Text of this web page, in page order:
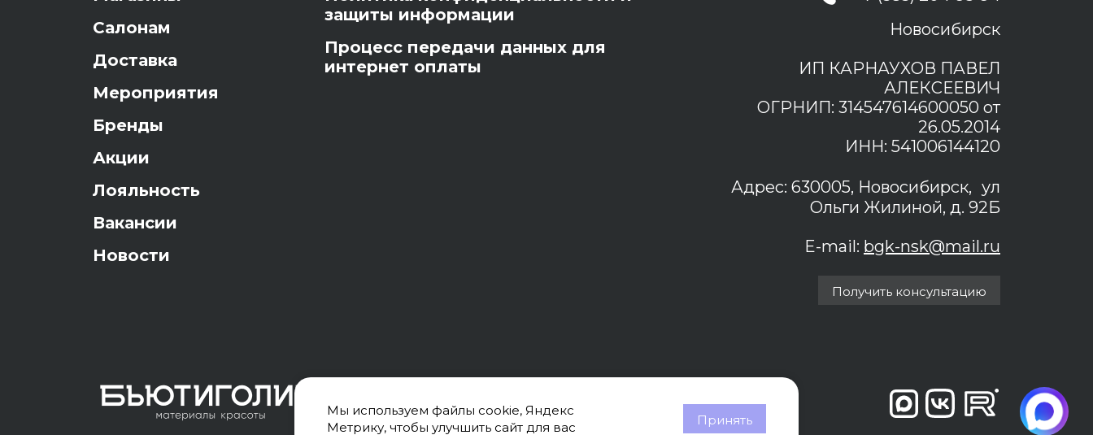
Салонам
Доставка
Мероприятия
Бренды
Акции
Лояльность
Вакансии
Новости
защиты информации
Процесс передачи данных для
интернет оплаты
Новосибирск
ИП КАРНАУХОВ ПАВЕЛ
АЛЕКСЕЕВИЧ
ОГРНИП: 314547614600050 от
26.05.2014
ИНН: 541006144120
Адрес: 630005, Новосибирск, ул
Ольги Жилиной, д. 92Б
E-mail: bgk-nsk@mail.ru
Получить консультацию
Мы используем файлы cookie, Яндекс
Метрику, чтобы улучшить сайт для вас
Принять